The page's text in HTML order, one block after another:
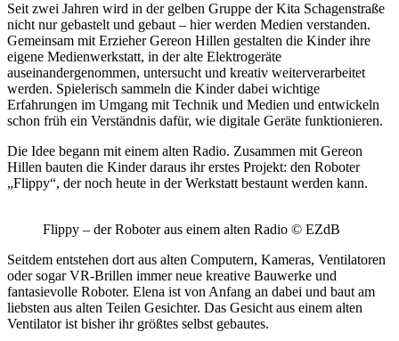
Seit zwei Jahren wird in der gelben Gruppe der Kita Schagenstraße
nicht nur gebastelt und gebaut – hier werden Medien verstanden.
Gemeinsam mit Erzieher Gereon Hillen gestalten die Kinder ihre
eigene Medienwerkstatt, in der alte Elektrogeräte
auseinandergenommen, untersucht und kreativ weiterverarbeitet
werden. Spielerisch sammeln die Kinder dabei wichtige
Erfahrungen im Umgang mit Technik und Medien und entwickeln
schon früh ein Verständnis dafür, wie digitale Geräte funktionieren.
Die Idee begann mit einem alten Radio. Zusammen mit Gereon
Hillen bauten die Kinder daraus ihr erstes Projekt: den Roboter
„Flippy“, der noch heute in der Werkstatt bestaunt werden kann.
Flippy – der Roboter aus einem alten Radio © EZdB
Seitdem entstehen dort aus alten Computern, Kameras, Ventilatoren
oder sogar VR-Brillen immer neue kreative Bauwerke und
fantasievolle Roboter. Elena ist von Anfang an dabei und baut am
liebsten aus alten Teilen Gesichter. Das Gesicht aus einem alten
Ventilator ist bisher ihr größtes selbst gebautes.